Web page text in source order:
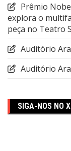
Prêmio
explora o
peça no Teatro
Auditório
Auditório
SIGA-NOS NO X